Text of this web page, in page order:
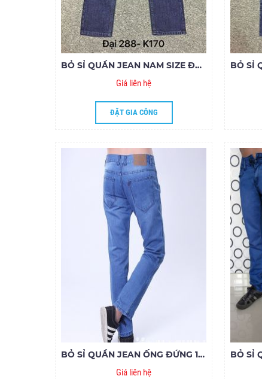
BỎ SỈ QUẦN JEAN NAM SIZE ĐẠI NAFUCO MS288-E170
Giá liên hệ
ĐẶT GIA CÔNG
BỎ SỈ QUẦN JEAN ỐNG ĐỨNG 130.19- G155
Giá liên hệ